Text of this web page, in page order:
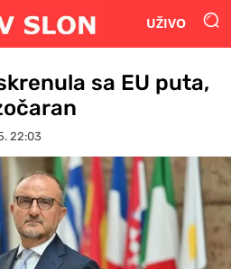
UŽIVO
sa EU puta,
22:03